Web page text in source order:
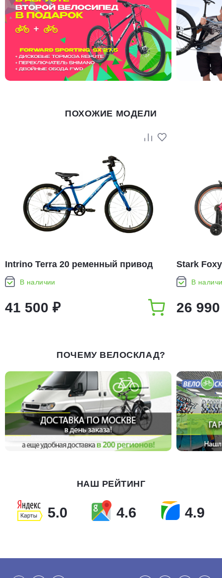
ПОХОЖИЕ МОДЕЛИ
Intrino Terra 20 ременный привод
(2026)
В наличии
41 500 ₽
Stark
В
26
ПОЧЕМУ ВЕЛОСКЛАД?
НАШ РЕЙТИНГ
5.0 4.6 4.9